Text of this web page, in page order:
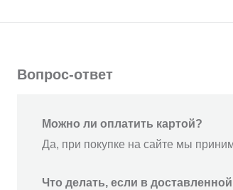
Вопрос-ответ
Можно ли оплатить картой?
Да, при покупке на сайте мы
Что делать, если в